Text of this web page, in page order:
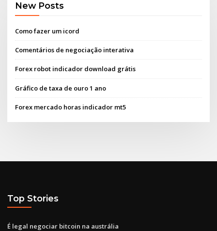
New Posts
Como fazer um icord
Comentários de negociação interativa
Forex robot indicador download grátis
Gráfico de taxa de ouro 1 ano
Forex mercado horas indicador mt5
Top Stories
É legal negociar bitcoin na austrália